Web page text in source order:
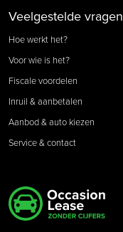
Veelgestelde vragen
Hoe werkt het?
Voor wie is het?
Fiscale voordelen
Inruil & aanbetalen
Aanbod & auto kiezen
Service & contact